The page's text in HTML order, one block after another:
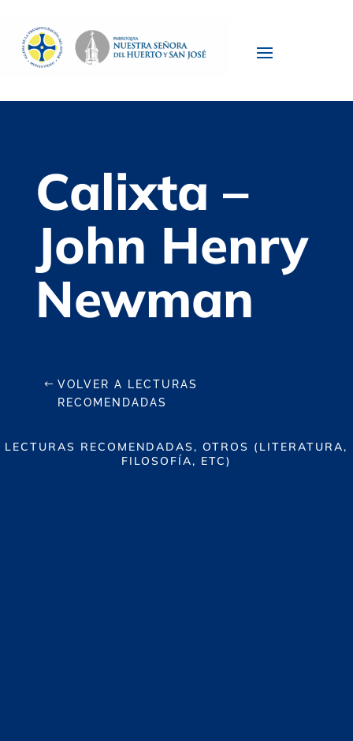
Calixta –
John Henry
Newman
VOLVER A LECTURAS
RECOMENDADAS
LECTURAS RECOMENDADAS, OTROS (LITERATURA,
FILOSOFÍA, ETC)